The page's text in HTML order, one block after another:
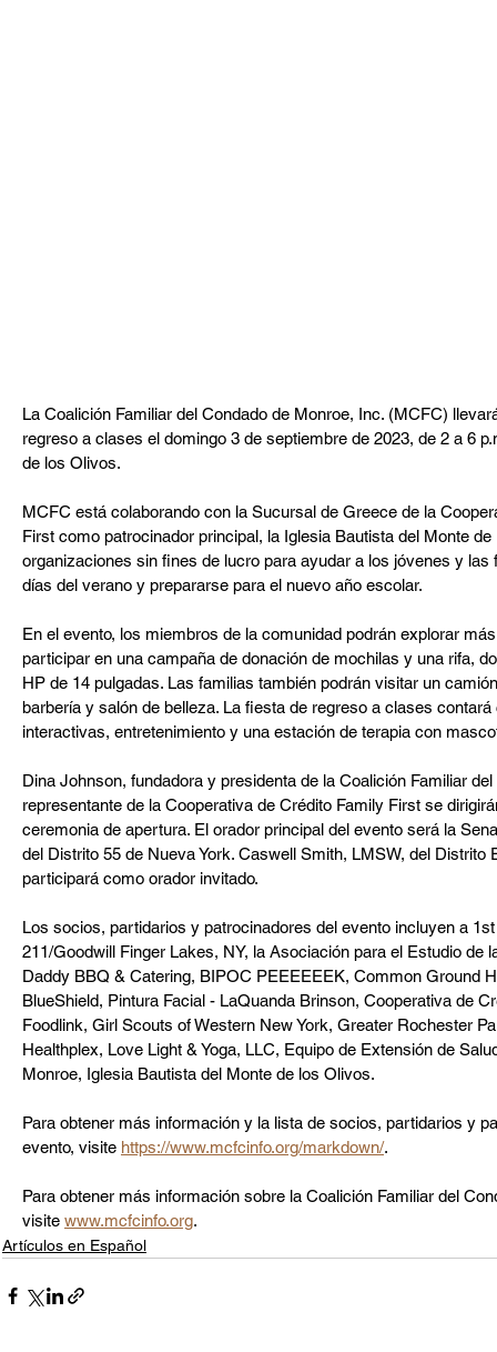
La Coalición Familiar del Condado de Monroe, Inc. (MCFC)
regreso a clases el domingo 3 de septiembre de 2023, de 2 a 6
de los Olivos.
MCFC está colaborando con la Sucursal de Greece de la
First como patrocinador principal, la Iglesia Bautista del Monte
organizaciones sin fines de lucro para ayudar a los jóvenes y
días del verano y prepararse para el nuevo año escolar.
En el evento, los miembros de la comunidad podrán explorar
participar en una campaña de donación de mochilas y una rifa,
HP de 14 pulgadas. Las familias también podrán visitar un
barbería y salón de belleza. La fiesta de regreso a clases
interactivas, entretenimiento y una estación de terapia con
Dina Johnson, fundadora y presidenta de la Coalición Familiar
representante de la Cooperativa de Crédito Family First se
ceremonia de apertura. El orador principal del evento será la
del Distrito 55 de Nueva York. Caswell Smith, LMSW, del
participará como orador invitado.
Los socios, partidarios y patrocinadores del evento incluyen a
211/Goodwill Finger Lakes, NY, la Asociación para el Estudio de
Daddy BBQ & Catering, BIPOC PEEEEEEK, Common Ground
BlueShield, Pintura Facial - LaQuanda Brinson, Cooperativa de
Foodlink, Girl Scouts of Western New York, Greater Rochester
Healthplex, Love Light & Yoga, LLC, Equipo de Extensión de
Monroe, Iglesia Bautista del Monte de los Olivos.
Para obtener más información y la lista de socios, partidarios y
evento, visite https://www.mcfcinfo.org/markdown/.
Para obtener más información sobre la Coalición Familiar del
visite www.mcfcinfo.org.
Artículos en Español